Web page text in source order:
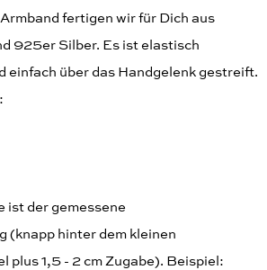
fertigen wir für Dich aus
925er Silber. Es ist elastisch
einfach über das Handgelenk gestreift.
ist der gemessene
(knapp hinter dem kleinen
plus 1,5 - 2 cm Zugabe). Beispiel: